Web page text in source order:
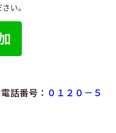
い。
話番号： ０１２０－５